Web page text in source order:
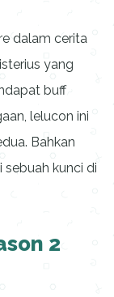
dalam cerita
yang
buff
lelucon ini
Bahkan
sebuah kunci di
2